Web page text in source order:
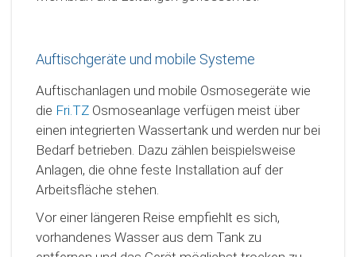
Auftischgeräte und mobile Systeme
Auftischanlagen und mobile Osmosegeräte wie
die Fri.TZ Osmoseanlage verfügen meist über
einen integrierten Wassertank und werden nur bei
Bedarf betrieben. Dazu zählen beispielsweise
Anlagen, die ohne feste Installation auf der
Arbeitsfläche stehen.
Vor einer längeren Reise empfiehlt es sich,
vorhandenes Wasser aus dem Tank zu